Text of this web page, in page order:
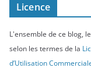
Licence
L'ensemble de ce blog,
selon les termes de la
d’Utilisation